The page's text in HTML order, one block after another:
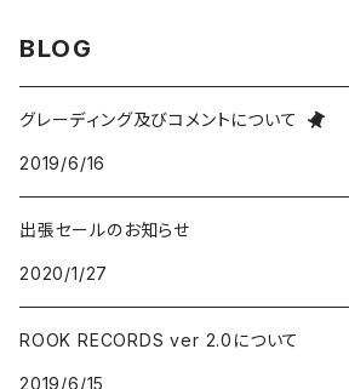
Accordion / Bandoneon
group / session
BLUE NOTE
にほんのJAZZ
NEO ROCKABILLY / PSYCHOBILLY
PROGRESSIVE ROCK / PSYCHEDELIA
GARAGE PUNK / TRASH PUNK
POWER POP / NEO MOD / PUB ROCK
にほんのハードロック・ヘヴィメタル
歌謡曲
演歌 / 懐メロ
民謡・音頭・俗謡
現代音楽Contemporary / PostModern
AVANT / EXPERIMENTAL / NOISE
NEW AGE / HEALING
SP
ROOTS REGGAE / DUB
FOLKLORE - フォルクローレ
HAWAIIAN
LATIN / BRASIL / BOSSA NOVA
BLOG
グレーディング及びコメントについて
2019/6/16
出張セールのお知らせ
2020/1/27
ROOK RECORDS ver 2.0について
2019/6/15